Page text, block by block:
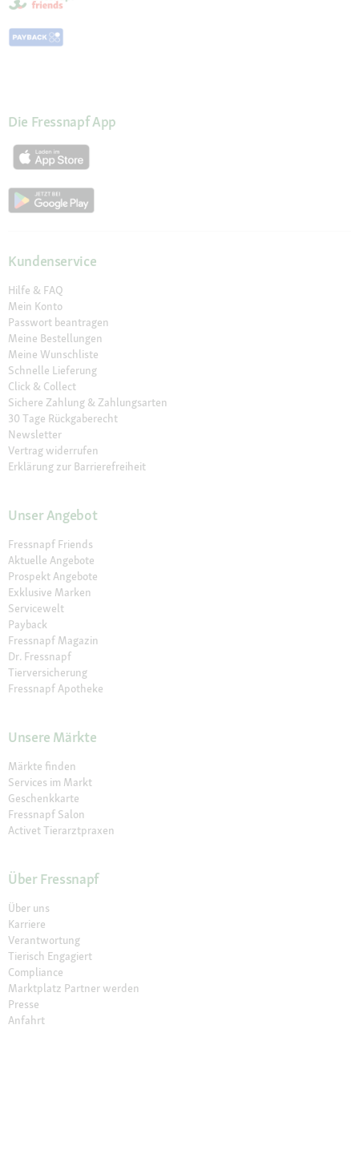
Die Fressnapf App
Kundenservice
Hilfe & FAQ
Mein Konto
Passwort beantragen
Meine Bestellungen
Meine Wunschliste
Schnelle Lieferung
Click & Collect
Sichere Zahlung & Zahlungsarten
30 Tage Rückgaberecht
Newsletter
Vertrag widerrufen
Erklärung zur Barrierefreiheit
Unser Angebot
Fressnapf Friends
Aktuelle Angebote
Prospekt Angebote
Exklusive Marken
Servicewelt
Payback
Fressnapf Magazin
Dr. Fressnapf
Tierversicherung
Fressnapf Apotheke
Unsere Märkte
Märkte finden
Services im Markt
Geschenkkarte
Fressnapf Salon
Activet Tierarztpraxen
Über Fressnapf
Über uns
Karriere
Verantwortung
Tierisch Engagiert
Compliance
Marktplatz Partner werden
Presse
Anfahrt